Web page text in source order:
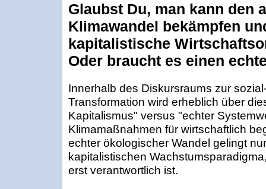
Glaubst Du, man kann den
Klimawandel bekämpfen
kapitalistische
Oder braucht es einen
Innerhalb des Diskursraums zur
Transformation wird erheblich über
Kapitalismus" versus "echter
Klimamaßnahmen für wirtschaftlich
echter ökologischer Wandel gelingt
kapitalistischen
erst verantwortlich ist.